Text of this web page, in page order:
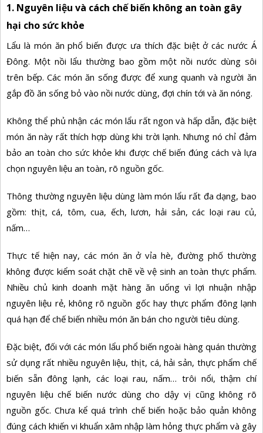
1. Nguyên liệu và cách chế biến không an toàn gây
hại cho sức khỏe
Lẩu là món ăn phổ biến được ưa thích đặc biệt ở các nước Á
Đông. Một nồi lẩu thường bao gồm một nồi nước dùng sôi
trên bếp. Các món ăn sống được để xung quanh và người ăn
gắp đồ ăn sống bỏ vào nồi nước dùng, đợi chín tới và ăn nóng.
Không thể phủ nhận các món lẩu rất ngon và hấp dẫn, đặc biệt
món ăn này rất thích hợp dùng khi trời lạnh. Nhưng nó chỉ đảm
bảo an toàn cho sức khỏe khi được chế biến đúng cách và lựa
chọn nguyên liệu an toàn, rõ nguồn gốc.
Thông thường nguyên liệu dùng làm món lẩu rất đa dạng, bao
gồm: thịt, cá, tôm, cua, ếch, lươn, hải sản, các loại rau củ,
nấm…
Thực tế hiện nay, các món ăn ở vỉa hè, đường phố thường
không được kiểm soát chặt chẽ về vệ sinh an toàn thực phẩm.
Nhiều chủ kinh doanh mặt hàng ăn uống vì lợi nhuận nhập
nguyên liệu rẻ, không rõ nguồn gốc hay thực phẩm đông lạnh
quá hạn để chế biến nhiều món ăn bán cho người tiêu dùng.
Đặc biệt, đối với các món lẩu phổ biến ngoài hàng quán thường
sử dụng rất nhiều nguyên liệu, thịt, cá, hải sản, thực phẩm chế
biến sẵn đông lạnh, các loại rau, nấm… trôi nổi, thậm chí
nguyên liệu chế biến nước dùng cho dậy vị cũng không rõ
nguồn gốc. Chưa kể quá trình chế biến hoặc bảo quản không
đúng cách khiến vi khuẩn xâm nhập làm hỏng thực phẩm và gây